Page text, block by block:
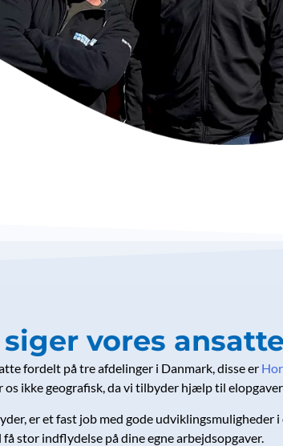
vores ansatte
fordelt på tre afdelinger i Danmark, disse er
ikke geografisk, da vi tilbyder hjælp til elopgaver
er et fast job med gode udviklingsmuligheder
stor indflydelse på dine egne arbejdsopgaver.